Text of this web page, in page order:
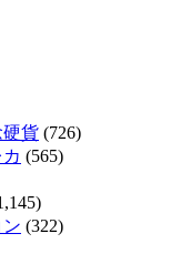
貨 (726)
(565)
(322)